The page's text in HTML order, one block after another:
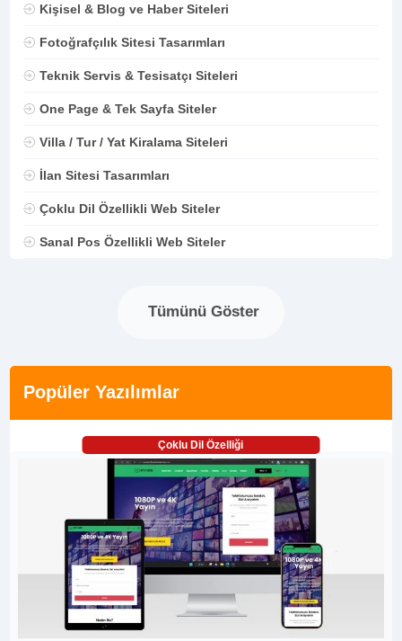
Kişisel & Blog ve Haber Siteleri
Fotoğrafçılık Sitesi Tasarımları
Teknik Servis & Tesisatçı Siteleri
One Page & Tek Sayfa Siteler
Villa / Tur / Yat Kiralama Siteleri
İlan Sitesi Tasarımları
Çoklu Dil Özellikli Web Siteler
Sanal Pos Özellikli Web Siteler
Tümünü Göster
Popüler Yazılımlar
Çoklu Dil Özelliği